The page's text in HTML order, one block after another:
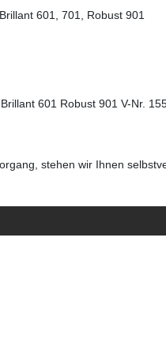
601, 701, Robust 901
601 Robust 901 V-Nr.
stehen wir Ihnen